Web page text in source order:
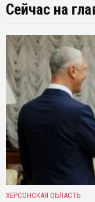
Сейчас на
ХЕРСОНСКАЯ ОБЛАСТЬ